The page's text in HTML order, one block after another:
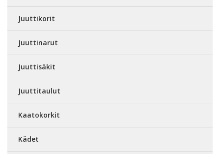
Juuttikorit
Juuttinarut
Juuttisäkit
Juuttitaulut
Kaatokorkit
Kädet